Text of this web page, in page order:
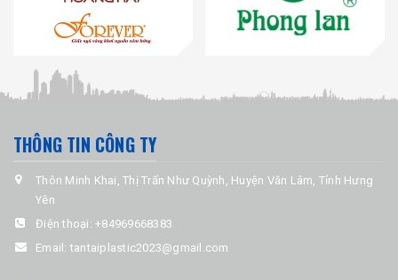
THÔNG TIN CÔNG TY
Thôn Minh Khai, Thị Trấn Như Quỳnh, Huyện Văn Lâm, Tỉnh Hưng
Yên
Điện thoại: +84969668383
Email:tantaiplastic2023@gmail.com